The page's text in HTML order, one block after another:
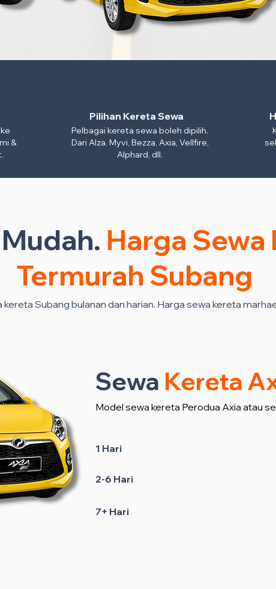
&
Pilihan Kereta Sewa
Pelbagai kereta sewa boleh dipilih.
Dari Alza, Myvi, Bezza, Axia, Vellfire,
Alphard, dll.
Harga Sewa
Termurah Subang
kereta Subang bulanan dan harian. Harga sewa kereta
Sewa Kereta
Model sewa kereta Perodua Axia atau
1 Hari
2-6 Hari
7+ Hari